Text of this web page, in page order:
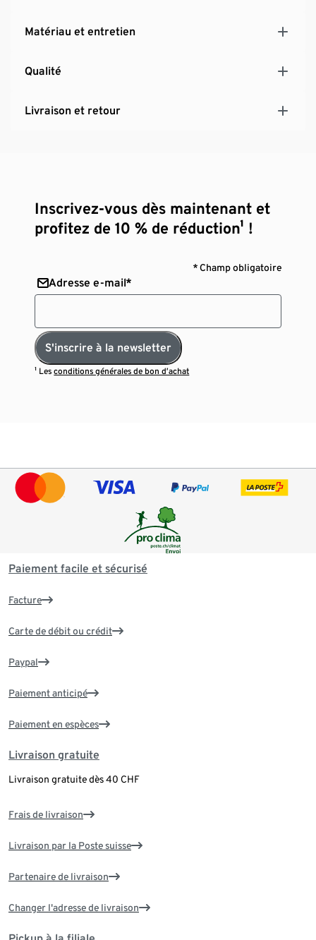
Matériau et entretien
Qualité
Livraison et retour
Inscrivez-vous dès maintenant et
profitez de 10 % de réduction¹ !
* Champ obligatoire
Adresse e-mail*
S'inscrire à la newsletter
¹ Lesconditions générales de bon d’achat
Paiement facile et sécurisé
Facture
Carte de débit ou crédit
Paypal
Paiement anticipé
Paiement en espèces
Livraison gratuite
Livraison gratuite dès 40 CHF
Frais de livraison
Livraison par la Poste suisse
Partenaire de livraison
Changer l'adresse de livraison